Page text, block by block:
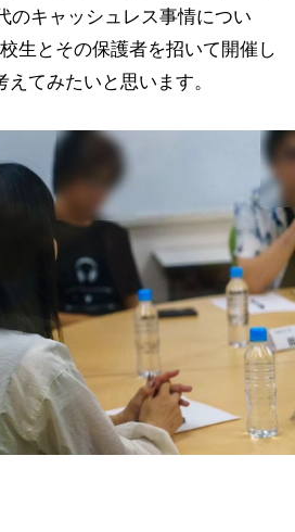
のキャッシュレス事情につい
生とその保護者を招いて開催し
てみたいと思います。